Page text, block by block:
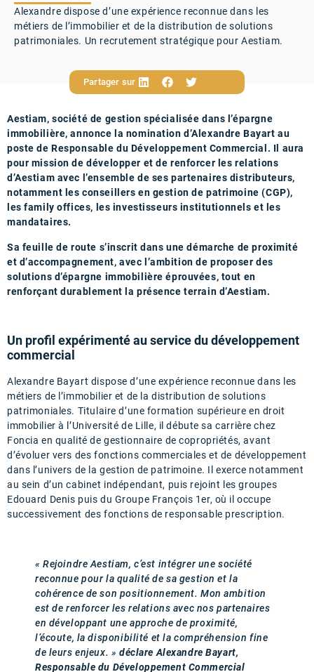
Alexandre dispose d’une expérience reconnue dans les
métiers de l’immobilier et de la distribution de solutions
patrimoniales. Un recrutement stratégique pour Aestiam.
Partager sur
Aestiam, société de gestion spécialisée dans l’épargne
immobilière, annonce la nomination d’Alexandre Bayart au
poste de Responsable du Développement Commercial. Il aura
pour mission de développer et de renforcer les relations
d’Aestiam avec l’ensemble de ses partenaires distributeurs,
notamment les conseillers en gestion de patrimoine (CGP),
les family offices, les investisseurs institutionnels et les
mandataires.
Sa feuille de route s’inscrit dans une démarche de proximité
et d’accompagnement, avec l’ambition de proposer des
solutions d’épargne immobilière éprouvées, tout en
renforçant durablement la présence terrain d’Aestiam.
Un profil expérimenté au service du développement
commercial
Alexandre Bayart dispose d’une expérience reconnue dans les
métiers de l’immobilier et de la distribution de solutions
patrimoniales. Titulaire d’une formation supérieure en droit
immobilier à l’Université de Lille, il débute sa carrière chez
Foncia en qualité de gestionnaire de copropriétés, avant
d’évoluer vers des fonctions commerciales et de développement
dans l’univers de la gestion de patrimoine. Il exerce notamment
au sein d’un cabinet indépendant, puis rejoint les groupes
Edouard Denis puis du Groupe François 1er, où il occupe
successivement des fonctions de responsable prescription.
« Rejoindre Aestiam, c’est intégrer une société
reconnue pour la qualité de sa gestion et la
cohérence de son positionnement. Mon ambition
est de renforcer les relations avec nos partenaires
en développant une approche de proximité,
l’écoute, la disponibilité et la compréhension fine
de leurs enjeux. » déclare Alexandre Bayart,
Responsable du Développement Commercial